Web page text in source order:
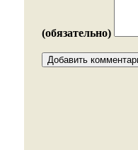
(обязательно)